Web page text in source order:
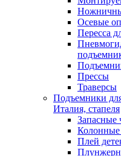
Осевые
Пересса
Прессы
Траверсы
Подъемники
Италия, стапеля
Запасные
Плей